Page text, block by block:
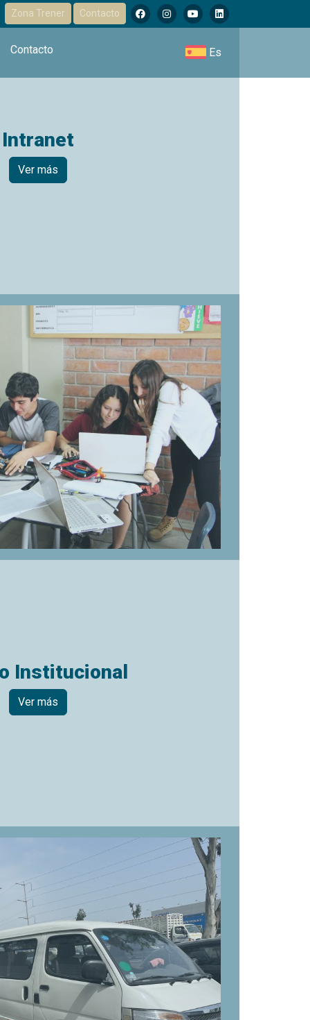
Zona Trener Contacto
Contacto Es
Intranet
Ver más
Institucional
Ver más